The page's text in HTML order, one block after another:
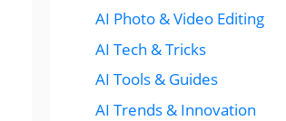
AI Photo & Video Editing
AI Tech & Tricks
AI Tools & Guides
AI Trends & Innovation